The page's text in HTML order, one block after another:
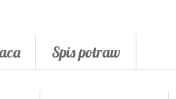
Spis potraw